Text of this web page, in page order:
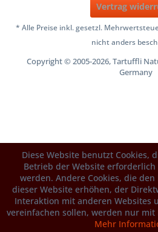
Vertrag
* Alle Preise inkl. gesetzl.
nicht anders
Copyright © 2005-2026, Tartuffli
Germany
Diese Website benutzt Cookies,
Betrieb der Website
werden. Andere Cookies, die
dieser Website erhöhen, der
Interaktion mit anderen Websites
vereinfachen sollen, werden nur
Mehr